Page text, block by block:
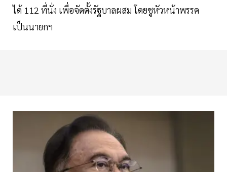
ได้ 112 ที่นั่ง เพื่อจัดตั้งรัฐบาลผสม โดยชูหัวหน้าพรรค
เป็นนายกฯ